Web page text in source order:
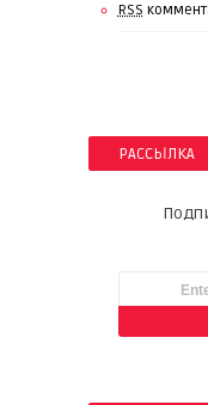
RSS
РАССЫЛКА